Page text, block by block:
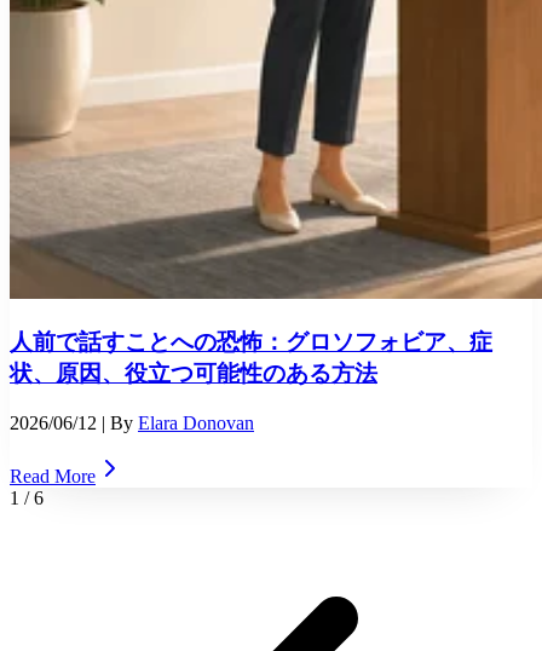
人前で話すことへの恐怖：グロソフォビア、症
状、原因、役立つ可能性のある方法
2026/06/12 | By Elara Donovan
Read More
1 /6